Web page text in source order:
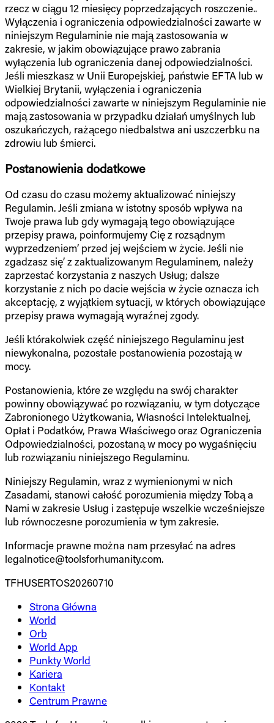
rzecz w ciągu 12 miesięcy poprzedzających roszczenie..
Wyłączenia i ograniczenia odpowiedzialności zawarte w
niniejszym Regulaminie nie mają zastosowania w
zakresie, w jakim obowiązujące prawo zabrania
wyłączenia lub ograniczenia danej odpowiedzialności.
Jeśli mieszkasz w Unii Europejskiej, państwie EFTA lub w
Wielkiej Brytanii, wyłączenia i ograniczenia
odpowiedzialności zawarte w niniejszym Regulaminie nie
mają zastosowania w przypadku działań umyślnych lub
oszukańczych, rażącego niedbalstwa ani uszczerbku na
zdrowiu lub śmierci.
Postanowienia dodatkowe
Od czasu do czasu możemy aktualizować niniejszy
Regulamin. Jeśli zmiana w istotny sposób wpływa na
Twoje prawa lub gdy wymagają tego obowiązujące
przepisy prawa, poinformujemy Cię z rozsądnym
wyprzedzeniem’ przed jej wejściem w życie. Jeśli nie
zgadzasz się’ z zaktualizowanym Regulaminem, należy
zaprzestać korzystania z naszych Usług; dalsze
korzystanie z nich po dacie wejścia w życie oznacza ich
akceptację, z wyjątkiem sytuacji, w których obowiązujące
przepisy prawa wymagają wyraźnej zgody.
Jeśli którakolwiek część niniejszego Regulaminu jest
niewykonalna, pozostałe postanowienia pozostają w
mocy.
Postanowienia, które ze względu na swój charakter
powinny obowiązywać po rozwiązaniu, w tym dotyczące
Zabronionego Użytkowania, Własności Intelektualnej,
Opłat i Podatków, Prawa Właściwego oraz Ograniczenia
Odpowiedzialności, pozostaną w mocy po wygaśnięciu
lub rozwiązaniu niniejszego Regulaminu.
Niniejszy Regulamin, wraz z wymienionymi w nich
Zasadami, stanowi całość porozumienia między Tobą a
Nami w zakresie Usług i zastępuje wszelkie wcześniejsze
lub równoczesne porozumienia w tym zakresie.
Informacje prawne można nam przesyłać na adres
legalnotice@toolsforhumanity.com.
TFHUSERTOS20260710
Strona Główna
World
Orb
World App
Punkty World
Kariera
Kontakt
Centrum Prawne